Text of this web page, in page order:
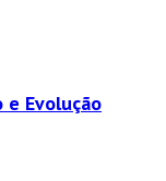
Evolução